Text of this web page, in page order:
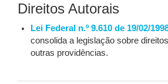
Direitos Autorais
Lei Federal n.º 9.610 de 19/02/
consolida a legislação sobre
outras providências.